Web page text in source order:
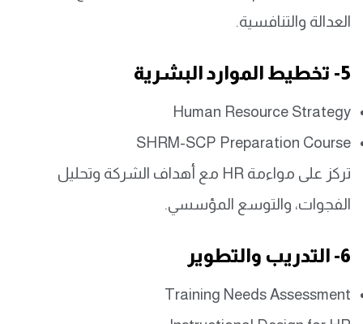
العدالة والتنافسية.
5- تخطيط الموارد البشرية
Human Resource Strategy
SHRM-SCP Preparation Course
تركز على مواءمة HR مع أهداف الشركة وتحليل
الفجوات، والتوسع المؤسسي.
6- التدريب والتطوير
Training Needs Assessment